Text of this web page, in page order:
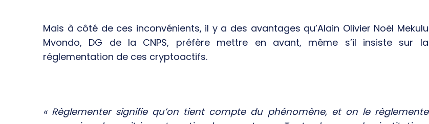
Mais à côté de ces inconvénients, il y a des avantages qu’Alain Olivier Noël Mekulu
Mvondo, DG de la CNPS, préfère mettre en avant, même s’il insiste sur la
réglementation de ces cryptoactifs.
« Règlementer signifie qu’on tient compte du phénomène, et on le règlemente